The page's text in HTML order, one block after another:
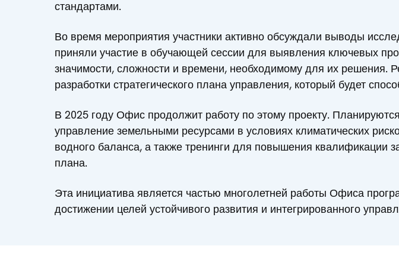
стандартами.
Во время мероприятия участники активно обсуждали выводы
приняли участие в обучающей сессии для выявления ключевых
значимости, сложности и времени, необходимому для их решения.
разработки стратегического плана управления, который будет
В 2025 году Офис продолжит работу по этому проекту.
управление земельными ресурсами в условиях климатических
водного баланса, а также тренинги для повышения квалификации
плана.
Эта инициатива является частью многолетней работы Офиса
достижении целей устойчивого развития и интегрированного